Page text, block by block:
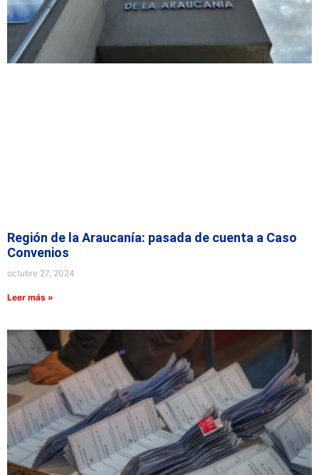
Región de la Araucanía: pasada de cuenta a Caso
Convenios
octubre 27, 2024
Leer más »